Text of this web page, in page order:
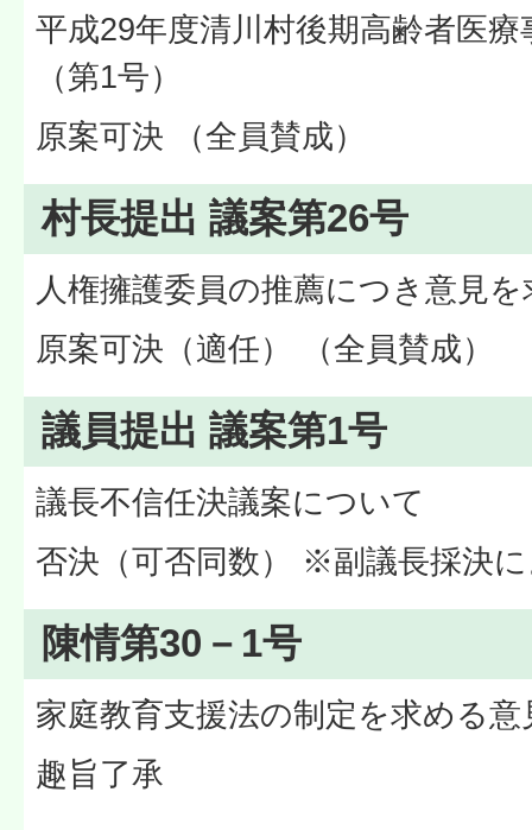
平成29年度清川村後期高齢者医
（第1号）
原案可決 （全員賛成）
村長提出 議案第26号
人権擁護委員の推薦につき意見
原案可決（適任） （全員賛成）
議員提出 議案第1号
議長不信任決議案について
否決（可否同数） ※副議長採決
陳情第30－1号
家庭教育支援法の制定を求める
趣旨了承